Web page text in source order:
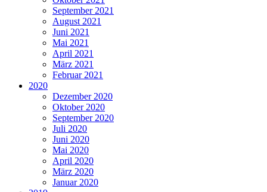
September 2021
August 2021
Juni 2021
Mai 2021
April 2021
März 2021
Februar 2021
2020
Dezember 2020
Oktober 2020
September 2020
Juli 2020
Juni 2020
Mai 2020
April 2020
März 2020
Januar 2020